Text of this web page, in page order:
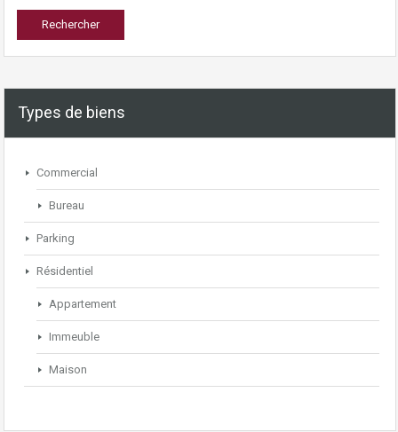
Types de biens
Commercial
Bureau
Parking
Résidentiel
Appartement
Immeuble
Maison